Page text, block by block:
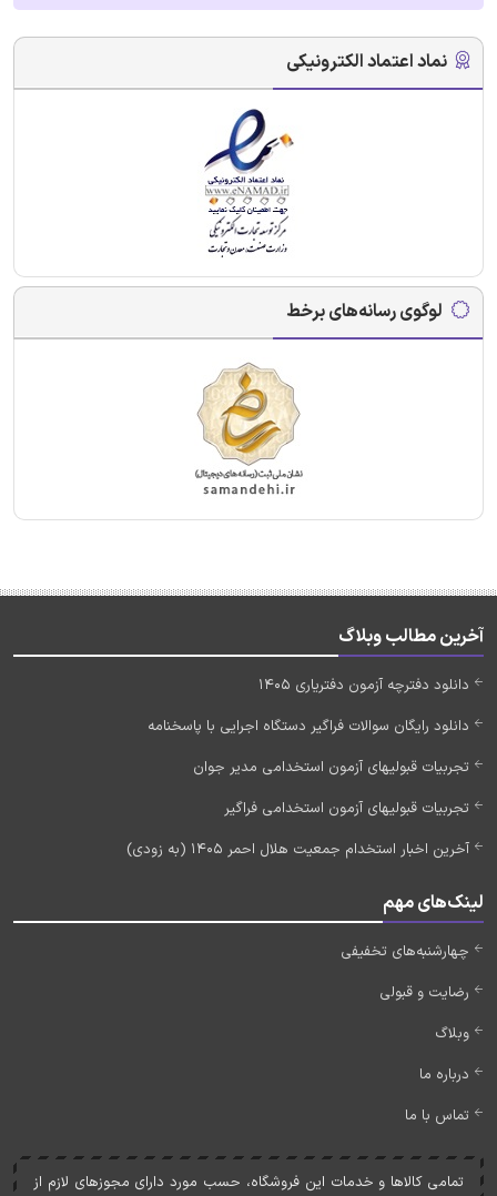
نماد اعتماد الکترونیکی
لوگوی رسانه‌های برخط
آخرین مطالب وبلاگ
دانلود دفترچه آزمون دفتریاری 1405
دانلود رایگان سوالات فراگیر دستگاه اجرایی با پاسخنامه
تجربیات قبولیهای آزمون استخدامی مدیر جوان
تجربیات قبولیهای آزمون استخدامی فراگیر
آخرین اخبار استخدام جمعیت هلال احمر 1405 (به زودی)
لینک‌های مهم
چهارشنبه‌های تخفیفی
رضایت و قبولی
وبلاگ
درباره ما
تماس با ما
تمامی کالاها و خدمات اين فروشگاه، حسب مورد دارای مجوزهای لازم از